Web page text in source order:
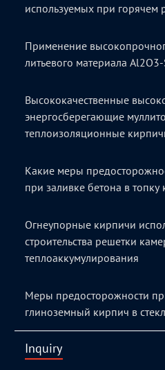
используемых при горячем
Применение
литьевого материала Al2O3-
Высококачественные
энергосберегающие
теплоизоляционные
Какие меры
при заливке бетона в топку
Огнеупорные кирпичи
строительства решетки
теплоаккумулирования
Меры предосторожности
глиноземный кирпич в
Inquiry